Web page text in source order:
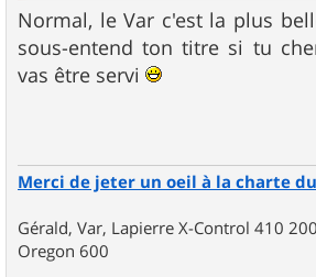
Normal, le Var c'est la plus
sous-entend ton titre si tu
vas être servi
Merci de jeter un oeil à la charte
Gérald, Var, Lapierre X-Control 410
Oregon 600